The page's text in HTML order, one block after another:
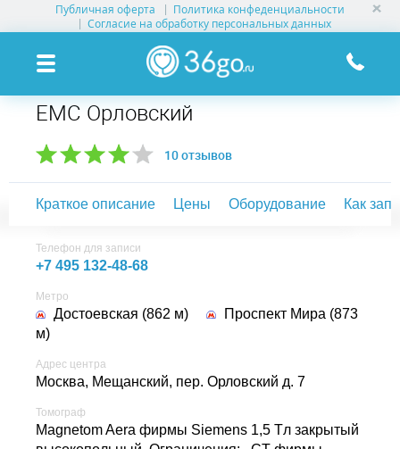
Публичная оферта
Политика конфеденциальности
Согласие на обработку персональных данных
УСЛУГИ КЛИНИК
КЛИНИКИ НА КАРТЕ
ПАМЯТКА ПАЦИЕНТУ
АКЦИИ
О ПРОЕКТЕ
ЕМС Орловский
10 отзывов
Краткое описание Цены Оборудование Как
Телефон для записи
+7 495 132-48-68
Метро
Достоевская (862 м)
Проспект Мира (873
м)
Адрес центра
Москва, Мещанский, пер. Орловский д. 7
Томограф
Magnetom Aera фирмы Siemens 1,5 Tл закрытый